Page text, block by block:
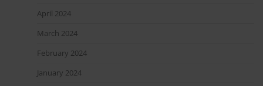
April 2024
March 2024
February 2024
January 2024